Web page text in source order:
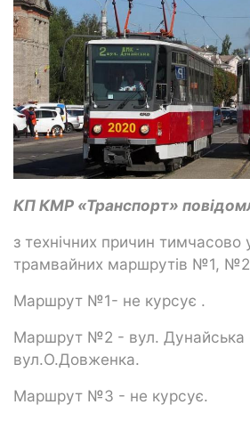
КП КМР «Транспорт»
з технічних причин тимчасово
трамвайних маршрутів №1,
Маршрут №1- не курсує .
Маршрут №2 - вул. Дунайська
вул.О.Довженка.
Маршрут №3 - не курсує.